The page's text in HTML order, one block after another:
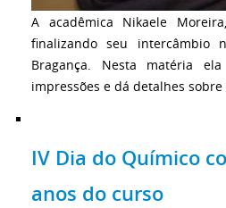
A acadêmica Nikaele
finalizando seu intercâmbio
Bragança. Nesta matéria
impressões e dá detalhes
IV Dia do Químico
anos do curso